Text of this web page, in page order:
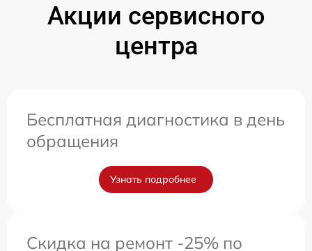
Акции сервисного
центра
Бесплатная диагностика в день
обращения
Узнать подробнее
Скидка на ремонт -25% по